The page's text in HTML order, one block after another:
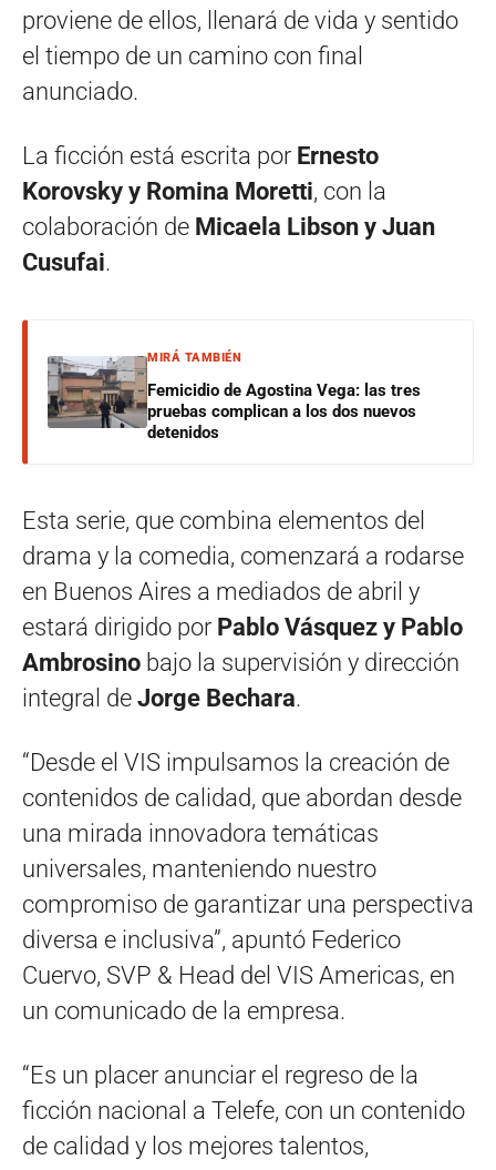
proviene de ellos, llenará de vida y sentido
el tiempo de un camino con final
anunciado.
La ficción está escrita por Ernesto
Korovsky y Romina Moretti, con la
colaboración de Micaela Libson y Juan
Cusufai.
MIRÁ TAMBIÉN
Femicidio de Agostina Vega: las tres
pruebas complican a los dos nuevos
detenidos
Esta serie, que combina elementos del
drama y la comedia, comenzará a rodarse
en Buenos Aires a mediados de abril y
estará dirigido por Pablo Vásquez y Pablo
Ambrosino bajo la supervisión y dirección
integral de Jorge Bechara.
“Desde el VIS impulsamos la creación de
contenidos de calidad, que abordan desde
una mirada innovadora temáticas
universales, manteniendo nuestro
compromiso de garantizar una perspectiva
diversa e inclusiva”, apuntó Federico
Cuervo, SVP & Head del VIS Americas, en
un comunicado de la empresa.
“Es un placer anunciar el regreso de la
ficción nacional a Telefe, con un contenido
de calidad y los mejores talentos,